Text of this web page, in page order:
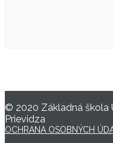
© 2020 Základná škola
Prievidza
OCHRANA OSOBNÝCH